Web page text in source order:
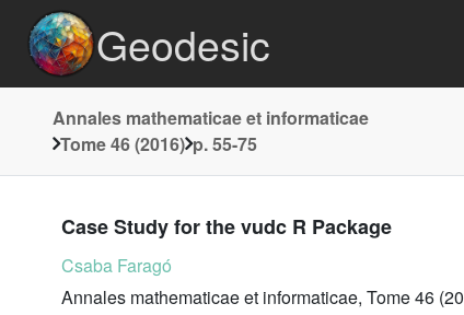
Geodesic
Annales mathematicae et informaticae
Tome 46 (2016) p. 55-75
Case Study for the vudc R Package
Csaba Faragó
Annales mathematicae et informaticae, Tome 46